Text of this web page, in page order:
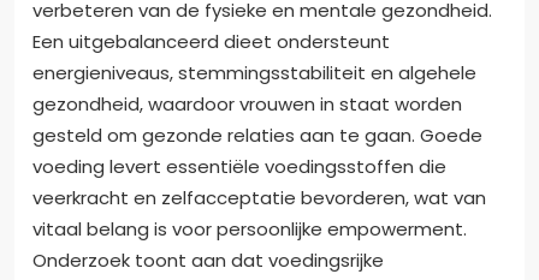
verbeteren van de fysieke en mentale gezondheid.
Een uitgebalanceerd dieet ondersteunt
energieniveaus, stemmingsstabiliteit en algehele
gezondheid, waardoor vrouwen in staat worden
gesteld om gezonde relaties aan te gaan. Goede
voeding levert essentiële voedingsstoffen die
veerkracht en zelfacceptatie bevorderen, wat van
vitaal belang is voor persoonlijke empowerment.
Onderzoek toont aan dat voedingsrijke